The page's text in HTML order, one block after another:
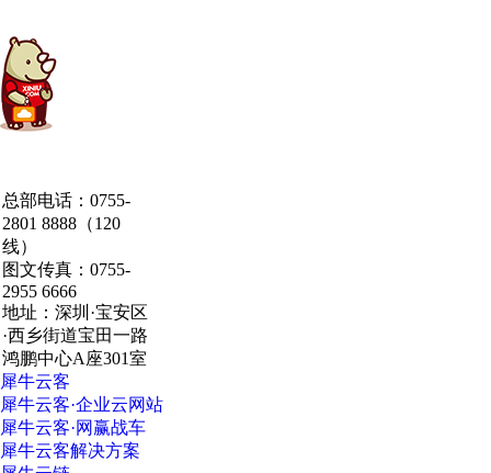
·深圳·研发总部
总部电话：0755-
2801 8888（120
线）
图文传真：0755-
2955 6666
地址：深圳·宝安区
·西乡街道宝田一路
鸿鹏中心A座301室
犀牛云客
犀牛云客·企业云网站
犀牛云客·网赢战车
犀牛云客解决方案